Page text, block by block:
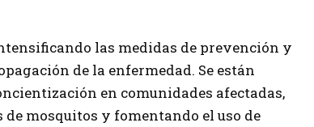
las medidas de prevención y
de la enfermedad. Se están
en comunidades afectadas,
mosquitos y fomentando el uso de